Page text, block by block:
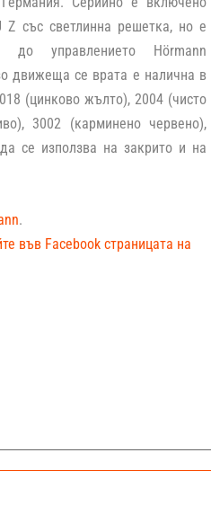
Z със светлинна решетка, но е
управлението Hörmann
движеща се врата е налична в
(цинково жълто), 2004 (чисто
3002 (карминено червено),
се използва на закрито и на
.
във Facebook страницата на